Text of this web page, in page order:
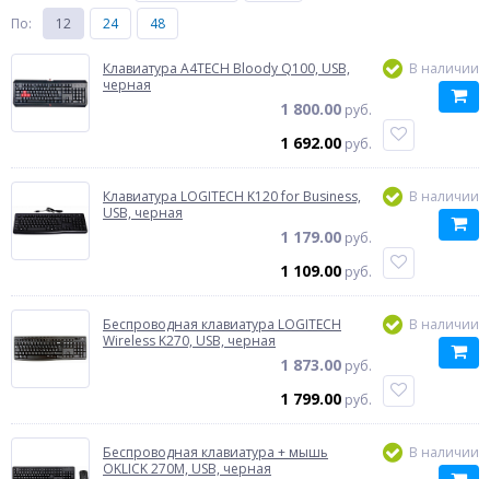
По: 12 24 48
Клавиатура A4TECH Bloody Q100, USB,
черная
1 800.00 руб.
1 692.00 руб.
В наличии
Клавиатура LOGITECH K120 for Business,
USB, черная
1 179.00 руб.
1 109.00 руб.
В наличии
Беспроводная клавиатура LOGITECH
Wireless K270, USB, черная
1 873.00 руб.
1 799.00 руб.
В наличии
Беспроводная клавиатура + мышь
OKLICK 270M, USB, черная
В наличии